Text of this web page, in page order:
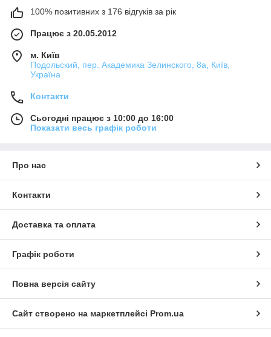
100% позитивних з 176 відгуків за рік
Працює з 20.05.2012
м. Київ
Подольский, пер. Академика Зелинского, 8а, Київ,
Україна
Контакти
Сьогодні працює з 10:00 до 16:00
Показати весь графік роботи
Про нас
Контакти
Доставка та оплата
Графік роботи
Повна версія сайту
Сайт створено на маркетплейсі Prom.ua